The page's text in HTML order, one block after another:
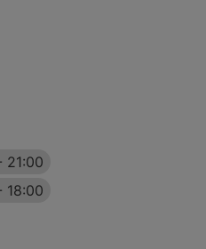
21:00
18:00